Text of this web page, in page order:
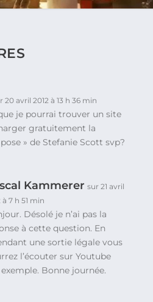
20 avril 2012 à 13 h 36 min
je pourrai trouver un site
gratuitement la
» de Stefanie Scott svp?
Kammerer sur 21 avril
à 7 h 51 min
Désolé je n’ai pas la
à cette question. En
une sortie légale vous
l’écouter sur Youtube
Bonne journée.